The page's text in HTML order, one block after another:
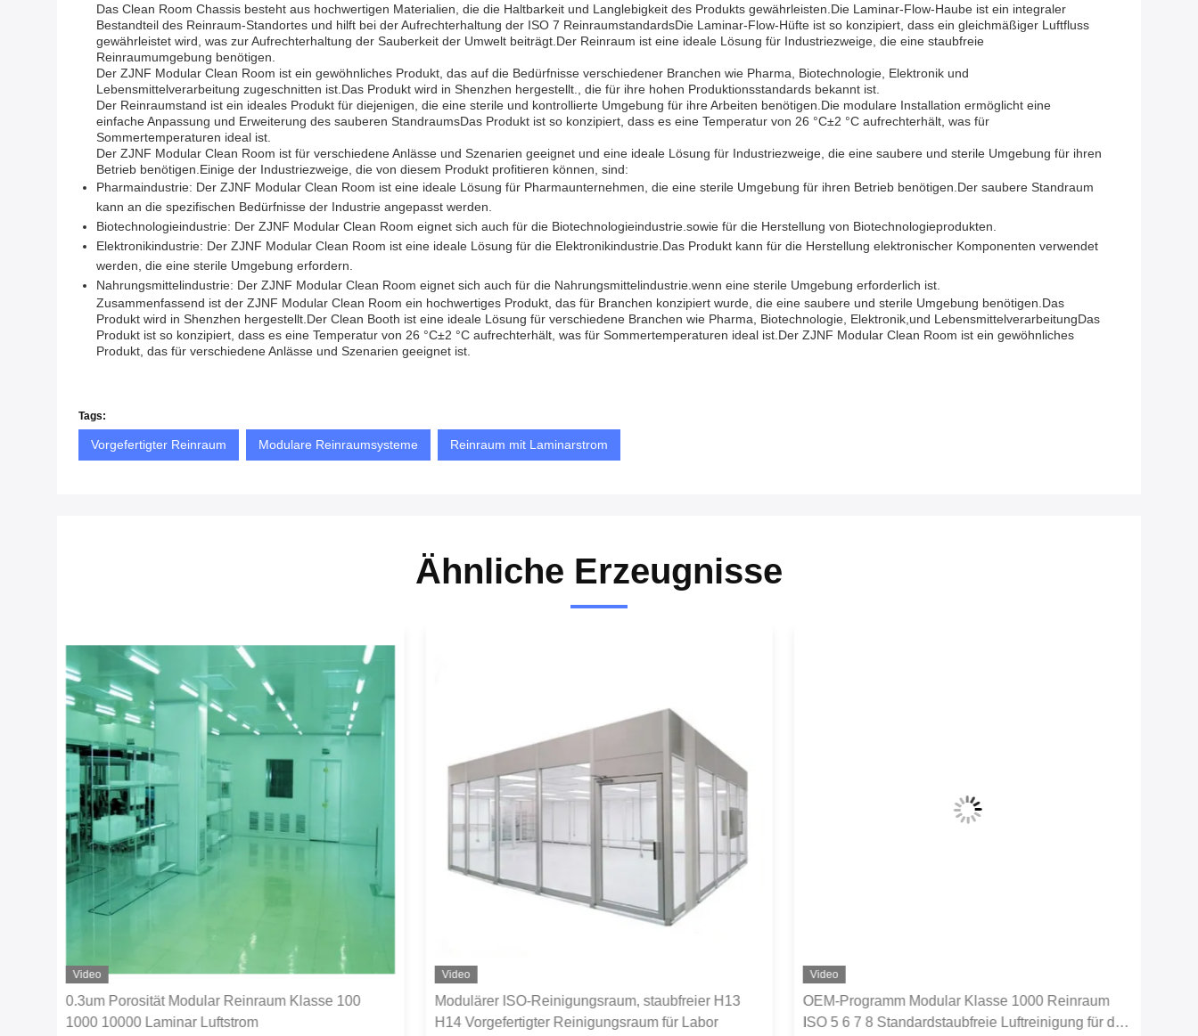
Das Clean Room Chassis besteht aus hochwertigen Materialien, die die Haltbarkeit und Langlebigkeit des Produkts gewährleisten.Die Laminar-Flow-Haube ist ein integraler
Bestandteil des Reinraum-Standortes und hilft bei der Aufrechterhaltung der ISO 7 ReinraumstandardsDie Laminar-Flow-Hüfte ist so konzipiert, dass ein gleichmäßiger Luftfluss
gewährleistet wird, was zur Aufrechterhaltung der Sauberkeit der Umwelt beiträgt.Der Reinraum ist eine ideale Lösung für Industriezweige, die eine staubfreie
Reinraumumgebung benötigen.
Der ZJNF Modular Clean Room ist ein gewöhnliches Produkt, das auf die Bedürfnisse verschiedener Branchen wie Pharma, Biotechnologie, Elektronik und
Lebensmittelverarbeitung zugeschnitten ist.Das Produkt wird in Shenzhen hergestellt., die für ihre hohen Produktionsstandards bekannt ist.
Der Reinraumstand ist ein ideales Produkt für diejenigen, die eine sterile und kontrollierte Umgebung für ihre Arbeiten benötigen.Die modulare Installation ermöglicht eine
einfache Anpassung und Erweiterung des sauberen StandraumsDas Produkt ist so konzipiert, dass es eine Temperatur von 26 °C±2 °C aufrechterhält, was für
Sommertemperaturen ideal ist.
Der ZJNF Modular Clean Room ist für verschiedene Anlässe und Szenarien geeignet und eine ideale Lösung für Industriezweige, die eine saubere und sterile Umgebung für ihren
Betrieb benötigen.Einige der Industriezweige, die von diesem Produkt profitieren können, sind:
Pharmaindustrie: Der ZJNF Modular Clean Room ist eine ideale Lösung für Pharmaunternehmen, die eine sterile Umgebung für ihren Betrieb benötigen.Der saubere Standraum
kann an die spezifischen Bedürfnisse der Industrie angepasst werden.
Biotechnologieindustrie: Der ZJNF Modular Clean Room eignet sich auch für die Biotechnologieindustrie.sowie für die Herstellung von Biotechnologieprodukten.
Elektronikindustrie: Der ZJNF Modular Clean Room ist eine ideale Lösung für die Elektronikindustrie.Das Produkt kann für die Herstellung elektronischer Komponenten verwendet
werden, die eine sterile Umgebung erfordern.
Nahrungsmittelindustrie: Der ZJNF Modular Clean Room eignet sich auch für die Nahrungsmittelindustrie.wenn eine sterile Umgebung erforderlich ist.
Zusammenfassend ist der ZJNF Modular Clean Room ein hochwertiges Produkt, das für Branchen konzipiert wurde, die eine saubere und sterile Umgebung benötigen.Das
Produkt wird in Shenzhen hergestellt.Der Clean Booth ist eine ideale Lösung für verschiedene Branchen wie Pharma, Biotechnologie, Elektronik,und LebensmittelverarbeitungDas
Produkt ist so konzipiert, dass es eine Temperatur von 26 °C±2 °C aufrechterhält, was für Sommertemperaturen ideal ist.Der ZJNF Modular Clean Room ist ein gewöhnliches
Produkt, das für verschiedene Anlässe und Szenarien geeignet ist.
Tags:
Vorgefertigter Reinraum Modulare Reinraumsysteme Reinraum mit Laminarstrom
Ähnliche Erzeugnisse
Video
0.3um Porosität Modular Reinraum Klasse 100
1000 10000 Laminar Luftstrom
Video
Modulärer ISO-Reinigungsraum, staubfreier H13
H14 Vorgefertigter Reinigungsraum für Labor
Video
OEM-Programm Modular Klasse 1000 Reinraum
ISO 5 6 7 8 Standardstaubfreie Luftreinigung für die